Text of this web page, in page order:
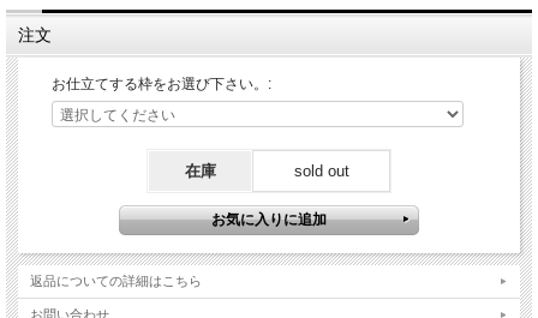
■キズ： 少数☆★☆☆☆多い(小キズ)
【金具・材質】14金ホワイトゴールド(K14WG)、18金(K18)、プラチナ
900(Pt900)、キャッチ：シリコン(K14WG/K18/Pt900)
珠は全てコバルト(染色)処理しております。
注文
お仕立てする枠をお選び下さい。:
在庫 sold out
返品についての詳細はこちら
お問い合わせ